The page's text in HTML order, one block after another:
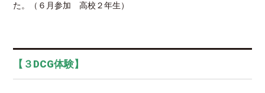
た。（６月参加 高校２年生）
【３DCG体験】